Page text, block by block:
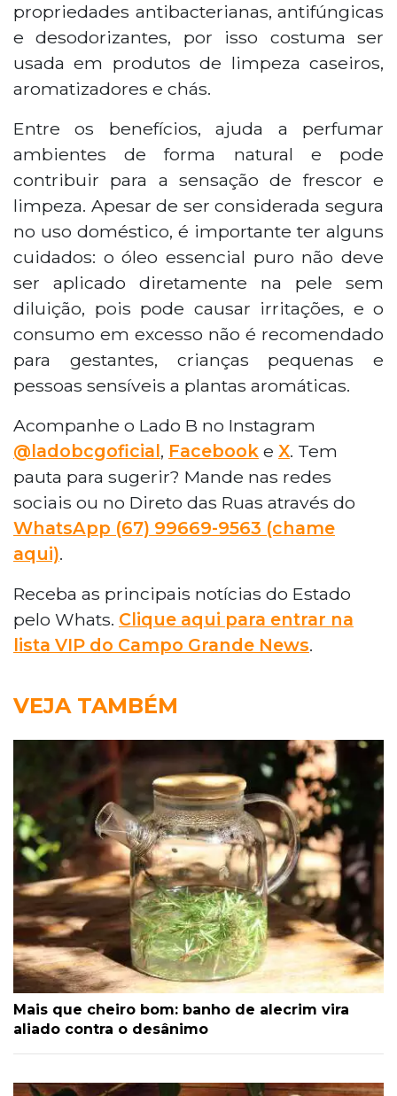
propriedades antibacterianas, antifúngicas
e desodorizantes, por isso costuma ser
usada em produtos de limpeza caseiros,
aromatizadores e chás.
Entre os benefícios, ajuda a perfumar
ambientes de forma natural e pode
contribuir para a sensação de frescor e
limpeza. Apesar de ser considerada segura
no uso doméstico, é importante ter alguns
cuidados: o óleo essencial puro não deve
ser aplicado diretamente na pele sem
diluição, pois pode causar irritações, e o
consumo em excesso não é recomendado
para gestantes, crianças pequenas e
pessoas sensíveis a plantas aromáticas.
Acompanhe o Lado B no Instagram
@ladobcgoficial, Facebook e X. Tem
pauta para sugerir? Mande nas redes
sociais ou no Direto das Ruas através do
WhatsApp (67) 99669-9563 (chame
aqui).
Receba as principais notícias do Estado
pelo Whats. Clique aqui para entrar na
lista VIP do Campo Grande News.
VEJA TAMBÉM
Mais que cheiro bom: banho de alecrim vira
aliado contra o desânimo